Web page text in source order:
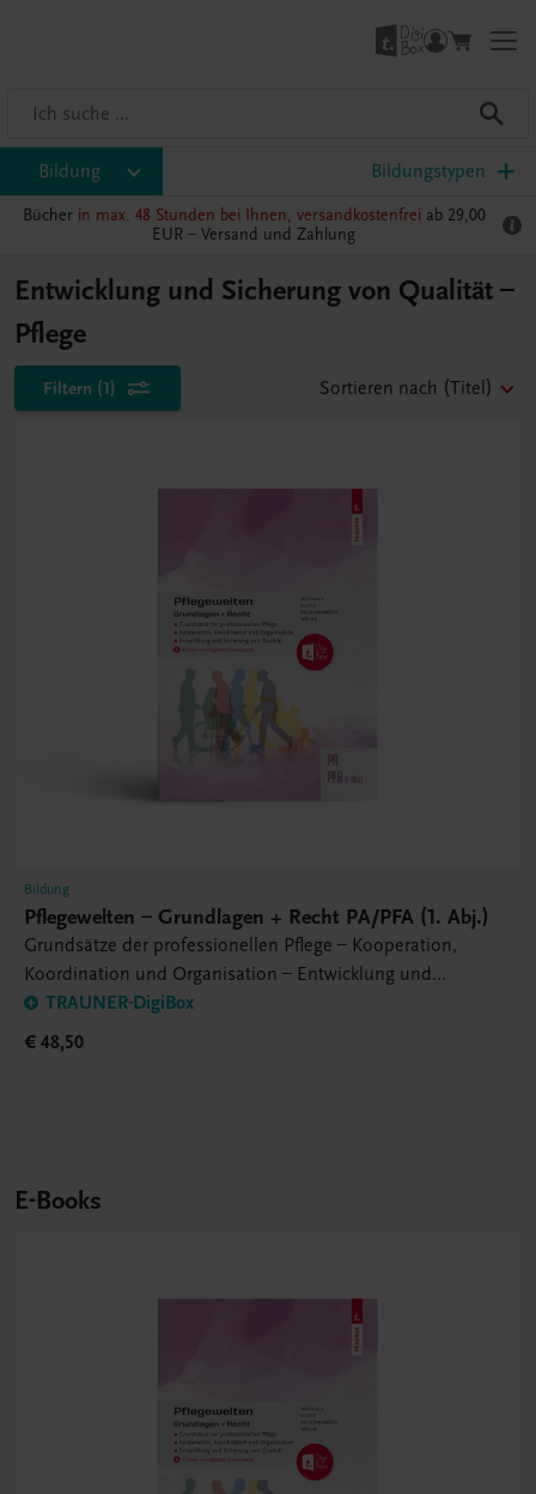
Bildung Bildungstypen
Bücher in max. 48 Stunden bei Ihnen, versandkostenfrei ab 29,00
EUR – Versand und Zahlung
Entwicklung und Sicherung von Qualität –
Pflege
Filtern (1) Sortieren nach (Titel)
Bildung
Pflegewelten – Grundlagen + Recht PA/PFA (1. Abj.)
Grundsätze der professionellen Pflege – Kooperation,
Koordination und Organisation – Entwicklung und
Sicherung von Qualität
TRAUNER-DigiBox
€ 48,50
E-Books